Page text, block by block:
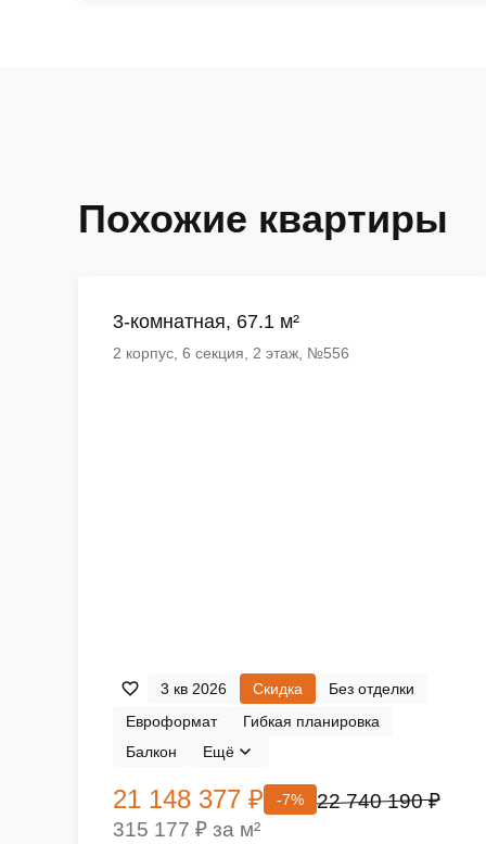
Похожие квартиры
3-комнатная, 67.1 м²
2 корпус, 6 секция, 2 этаж, №556
3 кв 2026 Скидка
Без отделки
Евроформат
Гибкая планировка
Балкон
Ещё
21 148 377 ₽ -7%
22 740 190 ₽
315 177 ₽ за м²